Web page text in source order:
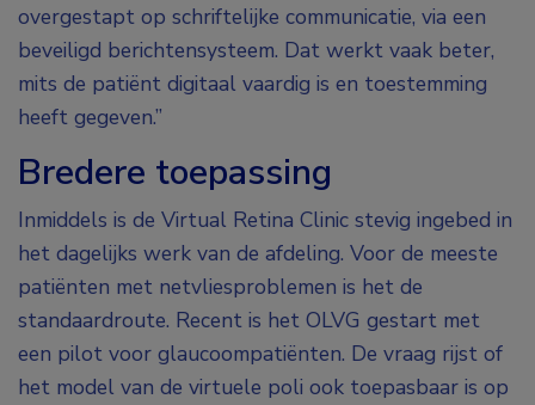
overgestapt op schriftelijke communicatie, via een
beveiligd berichtensysteem. Dat werkt vaak beter,
mits de patiënt digitaal vaardig is en toestemming
heeft gegeven.”
Bredere toepassing
Inmiddels is de Virtual Retina Clinic stevig ingebed in
het dagelijks werk van de afdeling. Voor de meeste
patiënten met netvliesproblemen is het de
standaardroute. Recent is het OLVG gestart met
een pilot voor glaucoompatiënten. De vraag rijst of
het model van de virtuele poli ook toepasbaar is op